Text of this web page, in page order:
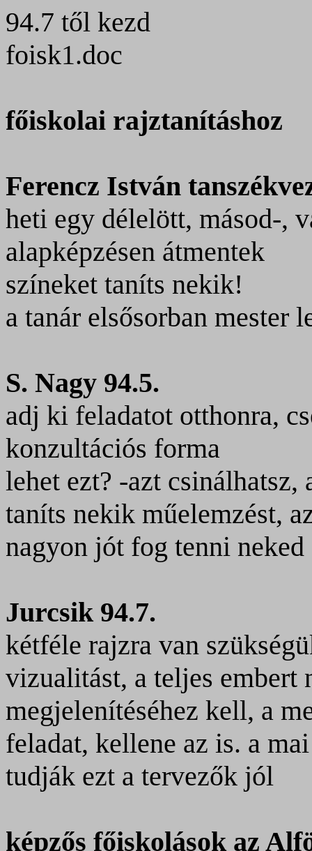
94.7 től kezd
foisk1.doc
főiskolai rajztanításhoz
Ferencz István
heti egy délelött, másod-,
alapképzésen átmentek
színeket taníts nekik!
a tanár elsősorban mester
S. Nagy 94.5.
adj ki feladatot otthonra,
konzultációs forma
lehet ezt? -azt csinálhatsz,
taníts nekik műelemzést,
nagyon jót fog tenni neked
Jurcsik 94.7.
kétféle rajzra van
vizualitást, a teljes embert
megjelenítéséhez kell, a
feladat, kellene az is. a
tudják ezt a tervezők jól
képzős főiskolások az